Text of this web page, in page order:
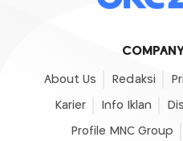
About Us Redaksi
Karier Info Iklan
Profile MNC Group